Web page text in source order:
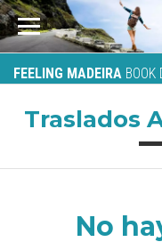
FEELING MADEIRA
Traslados
No